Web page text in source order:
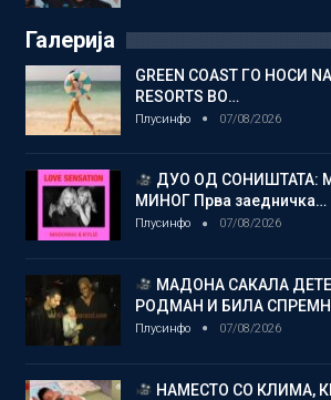
Галерија
GREEN COAST ГО НОСИ
RESORTS ВО…
Плусинфо 07/08/2026
ДУО ОД СОНИШТАТА:
МИНОГ Прва заедничка…
Плусинфо 07/08/2026
МАДОНА САКАЛА
РОДМАН И БИЛА
Плусинфо 07/08/2026
НАМЕСТО СО КЛИМА,